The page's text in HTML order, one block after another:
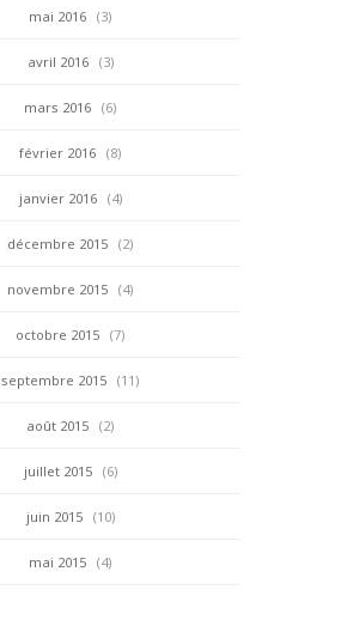
mai 2016 (3)
avril 2016 (3)
mars 2016 (6)
février 2016 (8)
janvier 2016 (4)
décembre 2015 (2)
novembre 2015 (4)
octobre 2015 (7)
septembre 2015 (11)
août 2015 (2)
juillet 2015 (6)
juin 2015 (10)
mai 2015 (4)